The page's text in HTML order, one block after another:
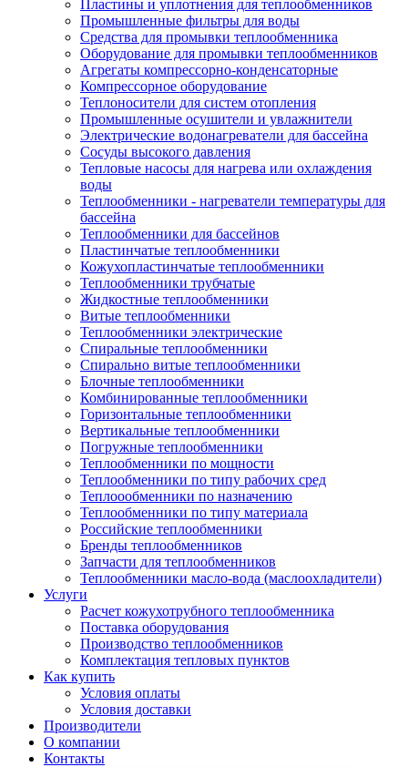
Пластины и уплотнения для теплообменников
Промышленные фильтры для воды
Средства для промывки теплообменника
Оборудование для промывки теплообменников
Агрегаты компрессорно-конденсаторные
Компрессорное оборудование
Теплоносители для систем отопления
Промышленные осушители и увлажнители
Электрические водонагреватели для бассейна
Сосуды высокого давления
Тепловые насосы для нагрева или охлаждения
воды
Теплообменники - нагреватели температуры для
бассейна
Теплообменники для бассейнов
Пластинчатые теплообменники
Кожухопластинчатые теплообменники
Теплообменники трубчатые
Жидкостные теплообменники
Витые теплообменники
Теплообменники электрические
Спиральные теплообменники
Спирально витые теплообменники
Блочные теплообменники
Комбинированные теплообменники
Горизонтальные теплообменники
Вертикальные теплообменники
Погружные теплообменники
Теплообменники по мощности
Теплообменники по типу рабочих сред
Теплоообменники по назначению
Теплообменники по типу материала
Российские теплообменники
Бренды теплообменников
Запчасти для теплообменников
Теплообменники масло-вода (маслоохладители)
Услуги
Расчет кожухотрубного теплообменника
Поставка оборудования
Производство теплообменников
Комплектация тепловых пунктов
Как купить
Условия оплаты
Условия доставки
Производители
О компании
Контакты